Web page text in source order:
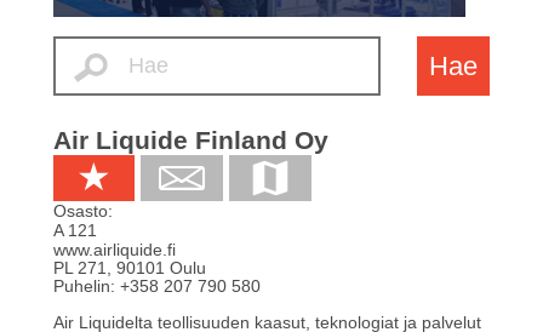
Hae
Air Liquide Finland Oy
Osasto:
A 121
www.airliquide.fi
PL 271
90101 Oulu
Puhelin: +358 207 790 580
Air Liquidelta teollisuuden kaasut, teknologiat ja palvelut